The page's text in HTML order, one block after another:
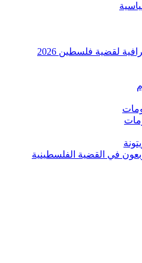
لقضية فلسطين 2026
في القضية الفلسطينية